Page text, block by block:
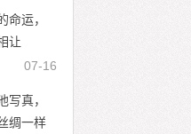
命运，
让
07-16
写真，
绸一样